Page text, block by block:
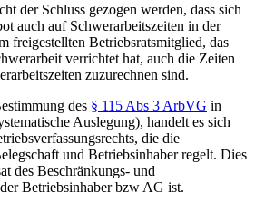
der Schluss gezogen werden, dass sich
auch auf Schwerarbeitszeiten in der
freigestellten Betriebsratsmitglied, das
verrichtet hat, auch die Zeiten
zuzurechnen sind.
des § 115 Abs 3 ArbVG in
Auslegung), handelt es sich
die die
und Betriebsinhaber regelt. Dies
des Beschränkungs- und
Betriebsinhaber bzw AG ist.